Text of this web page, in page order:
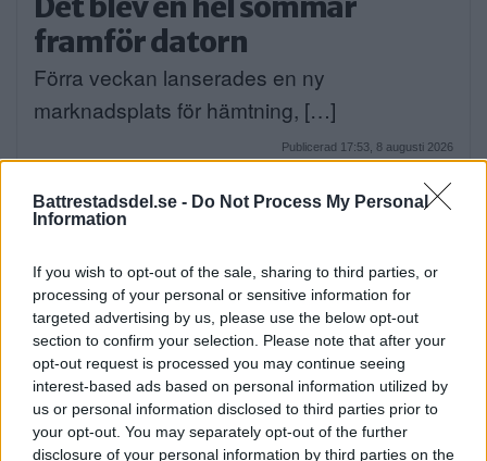
Battrestadsdel.se - Do Not Process My Personal
Information
If you wish to opt-out of the sale, sharing to third parties, or
processing of your personal or sensitive information for
targeted advertising by us, please use the below opt-out
section to confirm your selection. Please note that after your
opt-out request is processed you may continue seeing
interest-based ads based on personal information utilized by
us or personal information disclosed to third parties prior to
your opt-out. You may separately opt-out of the further
disclosure of your personal information by third parties on the
framför datorn
Förra veckan lanserades en ny
marknadsplats för hämtning, […]
Publicerad 17:53, 8 augusti 2026
Priser på bostadsrätter faller
– villor stiger
Bostadsrättspriserna i Storstockholm sjönk
med 2,5 procent under […]
Publicerad 09:38, 7 augusti 2026
Poppe med ungdomar intar